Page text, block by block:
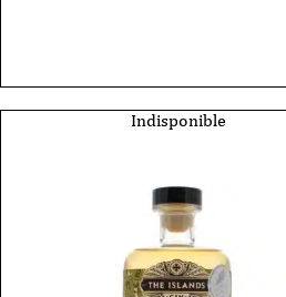
Indisponible